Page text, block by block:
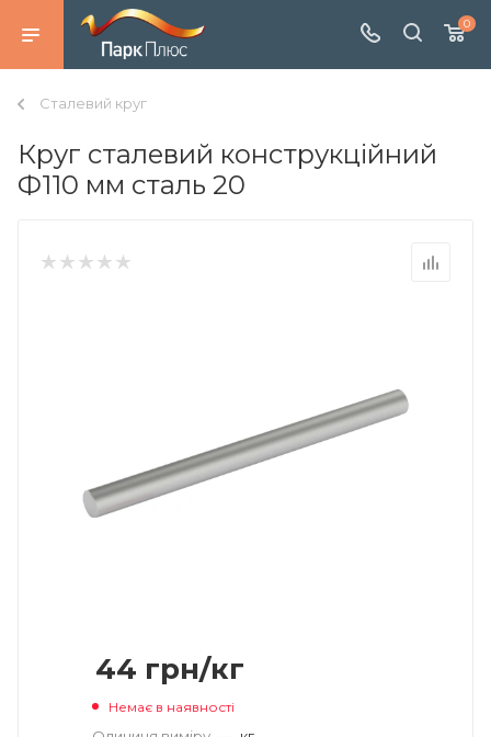
0
Сталевий круг
Круг сталевий конструкційний
Ф110 мм сталь 20
44 грн/кг
Немає в наявності